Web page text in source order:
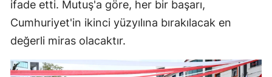
ifade etti. Mutuş'a göre, her bir başarı,
Cumhuriyet'in ikinci yüzyılına bırakılacak en
değerli miras olacaktır.